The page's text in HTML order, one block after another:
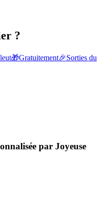
?
🎁Gratuitement🎉Sorties du
par Joyeuse